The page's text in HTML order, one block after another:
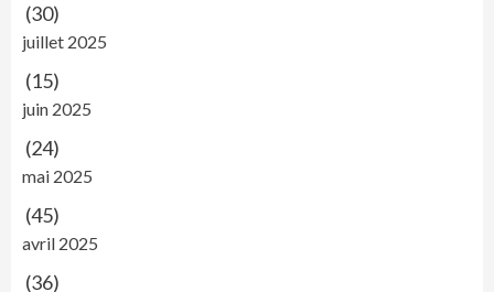
(30)
juillet 2025
(15)
juin 2025
(24)
mai 2025
(45)
avril 2025
(36)